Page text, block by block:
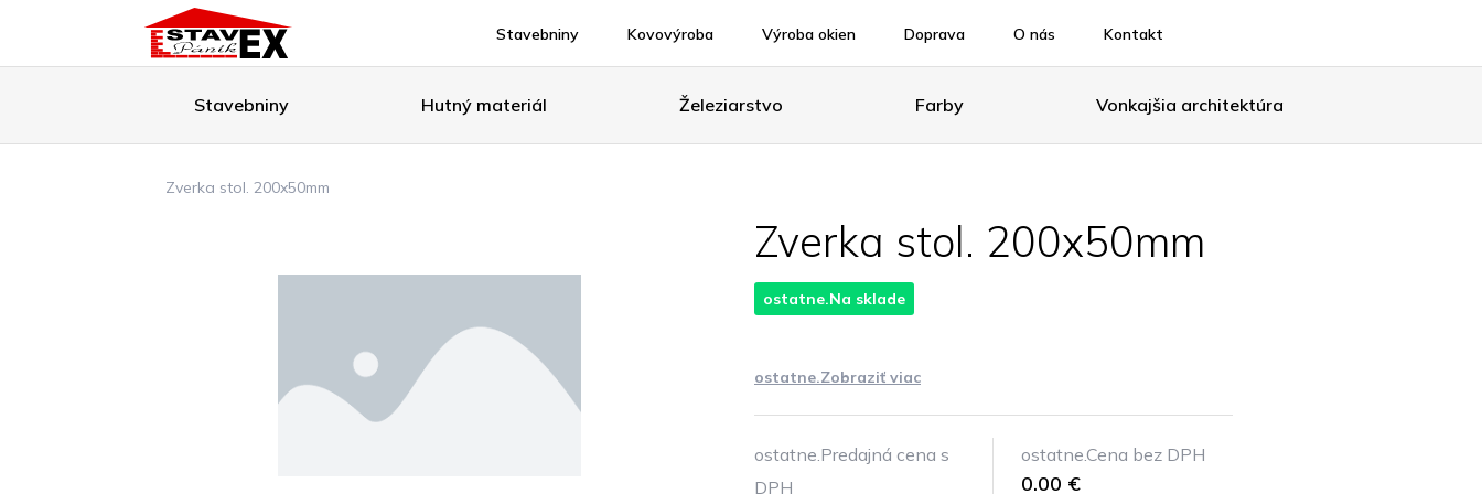
Stavebniny Kovovýroba Výroba okien Doprava O nás Kontakt
Stavebniny Hutný materiál Železiarstvo Farby Vonkajšia architektúra
Zverka stol. 200x50mm
Zverka stol. 200x50mm
ostatne.Na sklade
ostatne.Zobraziť viac
ostatne.Predajná cena s
DPH
ostatne.Cena bez DPH
0.00 €